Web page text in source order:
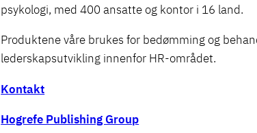
psykologi, med 400 ansatte og kontor i 16 land.
Produktene våre brukes for bedømming og
lederskapsutvikling innenfor HR-området.
Kontakt
Hogrefe Publishing Group